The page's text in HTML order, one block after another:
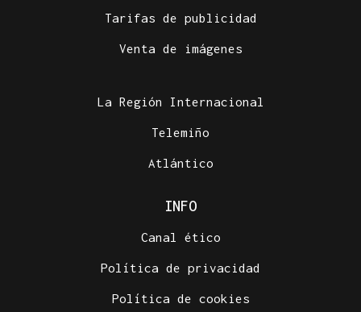
Tarifas de publicidad
Venta de imágenes
La Región Internacional
Telemiño
Atlántico
INFO
Canal ético
Política de privacidad
Política de cookies